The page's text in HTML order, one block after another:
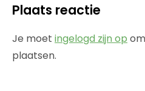
Plaats reactie
Je moet ingelogd zijn op
plaatsen.